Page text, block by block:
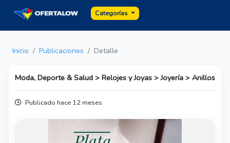
Categorías
Inicio Publicaciones Detalle
Moda, Deporte & Salud > Relojes y Joyas > Joyería > Anillos
Publicado hace 12 meses